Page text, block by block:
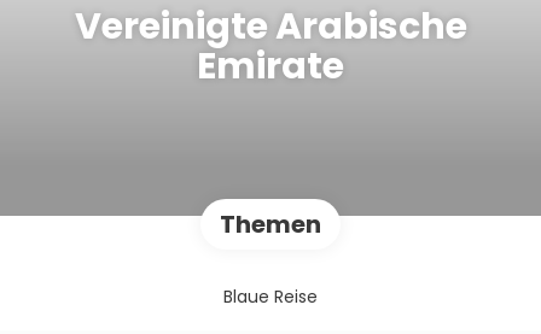
Vereinigte Arabische
Emirate
Themen
Blaue Reise